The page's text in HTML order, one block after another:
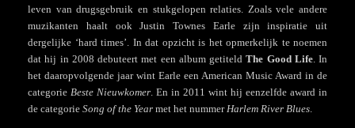
leven van drugsgebruik en stukgelopen relaties. Zoals vele andere
muzikanten haalt ook Justin Townes Earle zijn inspiratie uit
dergelijke ‘hard times’. In dat opzicht is het opmerkelijk te noemen
dat hij in 2008 debuteert met een album getiteldThe Good Life. In
het daaropvolgende jaar wint Earle een American Music Award in de
categorie Beste Nieuwkomer . En in 2011 wint hij eenzelfde award in
de categorie Song of the Year met het nummer Harlem River Blues